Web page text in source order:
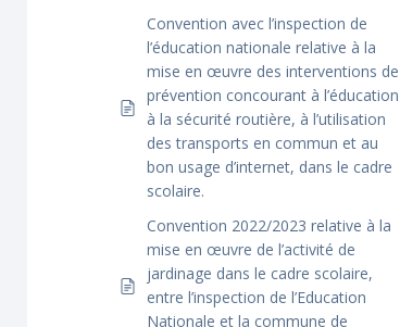
Convention avec l’inspection de
l’éducation nationale relative à la
mise en œuvre des interventions de
prévention concourant à l’éducation
à la sécurité routière, à l’utilisation
des transports en commun et au
bon usage d’internet, dans le cadre
scolaire.
Convention 2022/2023 relative à la
mise en œuvre de l’activité de
jardinage dans le cadre scolaire,
entre l’inspection de l’Education
Nationale et la commune de